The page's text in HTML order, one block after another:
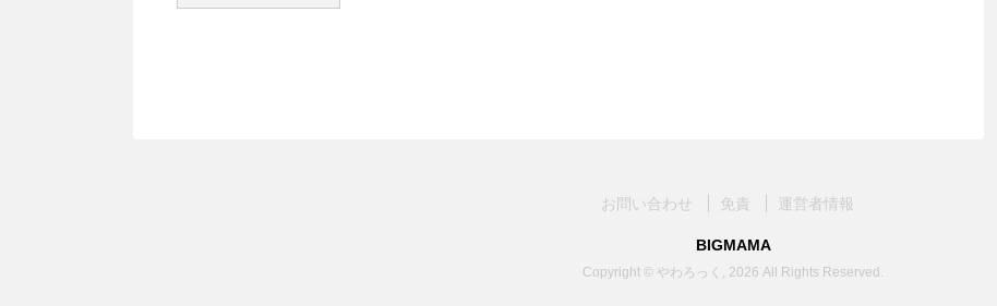
お問い合わせ 免責 運営者情報
BIGMAMA
Copyright © やわろっく, 2026 All Rights Reserved.